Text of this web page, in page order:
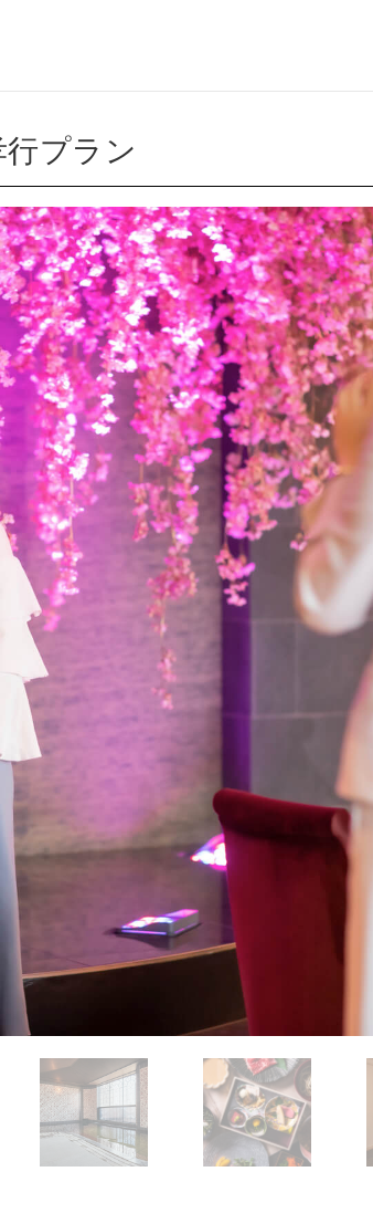
行プラン